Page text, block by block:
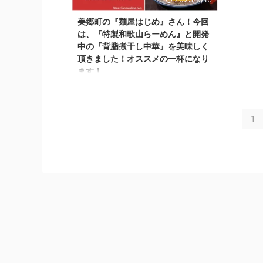
線沿いにお店があります。 国道13号線沿
いを横手市方面から大仙市方面へ車で走行
している途中に 道路沿い ...
美郷町の『麺屋はじめ』さん！今回
は、『特製和歌山らーめん』と開発
中の『背脂煮干し中華』を美味しく
頂きました！オススメの一杯になり
ます！
1